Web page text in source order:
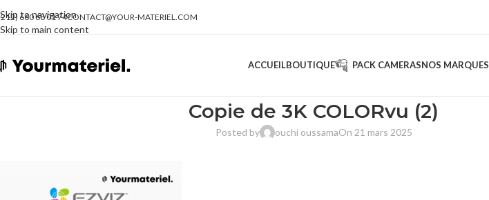
Skip to navigation
Skip to main content
660 68 01 74CONTACT@YOUR-MATERIEL.COM
ACCUEILBOUTIQUE PACK CAMERASNOS MARQUES
Copie de 3K COLORvu (2)
Posted by ouchi oussamaOn 21 mars 2025